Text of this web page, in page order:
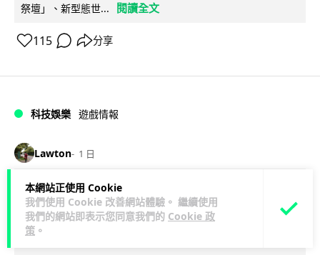
本網站正使用 Cookie
我們使用 Cookie 改善網站體驗。 繼續使用
我們的網站即表示您同意我們的 Cookie 政
策 。
祭壇」、新型態世...
閱讀全文
115 分享
科技娛樂 遊戲情報
Lawton 1 日
日本二手遊戲店減 90% 門市 業績反增
四成 "懷舊"在 Z 世代變成最潮「新鮮
感」